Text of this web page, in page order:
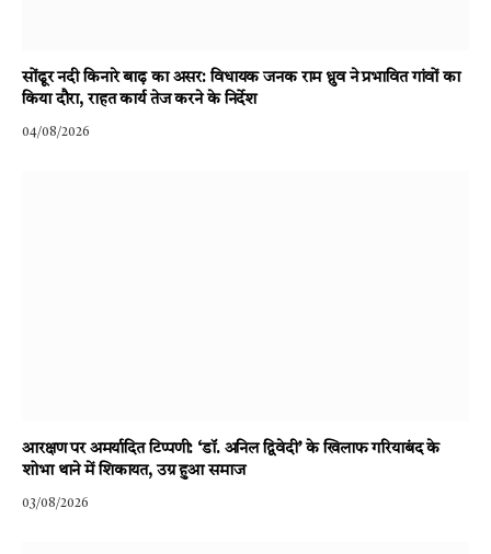
सोंढूर नदी किनारे बाढ़ का असर: विधायक जनक राम ध्रुव ने प्रभावित गांवों का
किया दौरा, राहत कार्य तेज करने के निर्देश
04/08/2026
आरक्षण पर अमर्यादित टिप्पणी: ‘डॉ. अनिल द्विवेदी’ के खिलाफ गरियाबंद के
शोभा थाने में शिकायत, उग्र हुआ समाज
03/08/2026